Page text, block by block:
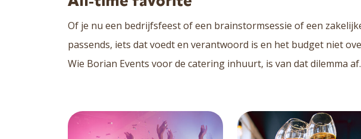
Of je nu een bedrijfsfeest of een brainstormsessie of een
passends, iets dat voedt en verantwoord is en het budget niet
Wie Borian Events voor de catering inhuurt, is van dat dilemma af.